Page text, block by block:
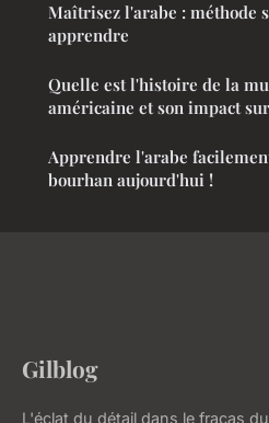
Maîtrisez l'arabe : méthode
apprendre
Quelle est l'histoire de la
américaine et son impact
Apprendre l'arabe
bourhan aujourd'hui !
Gilblog
L'éclat du détail dans le fracas